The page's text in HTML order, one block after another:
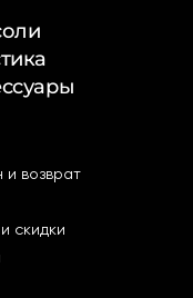
и возврат
скидки